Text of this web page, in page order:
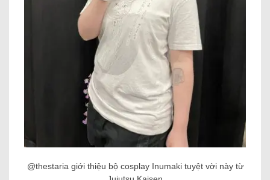
@thestaria giới thiệu bộ cosplay Inumaki tuyệt vời này từ